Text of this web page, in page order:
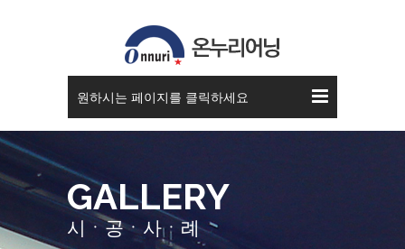
원하시는 페이지를 클릭하세요
GALLERY
시ㆍ공ㆍ사ㆍ례